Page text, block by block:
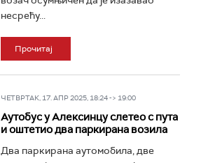
несрећу...
Прочитај
ЧЕТВРТАК, 17. АПР 2025, 18:24 -> 19:00
Аутобус у Алексинцу слетео с пута
и оштетио два паркирана возила
Два паркирана аутомобила, две